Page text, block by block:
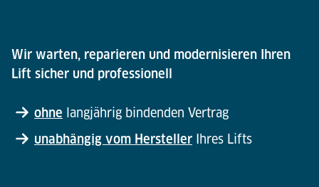
Wir warten, reparieren und modernisieren Ihren
Lift sicher und professionell
ohne langjährig bindenden Vertrag
unabhängig vom Hersteller Ihres Lifts